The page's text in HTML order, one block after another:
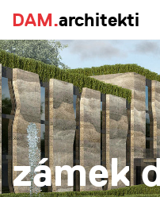
DAM.architekti
vše realizace
rekonstrukce
větší
DAM.architekti
zámek